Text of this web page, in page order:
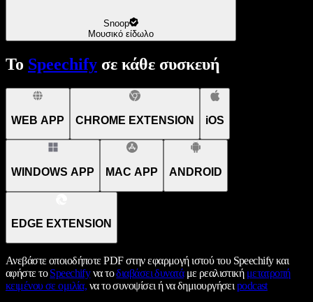
Snoop
Μουσικό είδωλο
Το Speechify σε κάθε συσκευή
WEB APP CHROME EXTENSION iOS
WINDOWS APP MAC APP ANDROID
EDGE EXTENSION
Ανεβάστε οποιοδήποτε PDF στην εφαρμογή ιστού του Speechify και
αφήστε τοSpeechifyνα τοδιαβάσει δυνατάμε ρεαλιστική μετατροπή
κειμένου σε ομιλία, να το συνοψίσει ή να δημιουργήσει podcast